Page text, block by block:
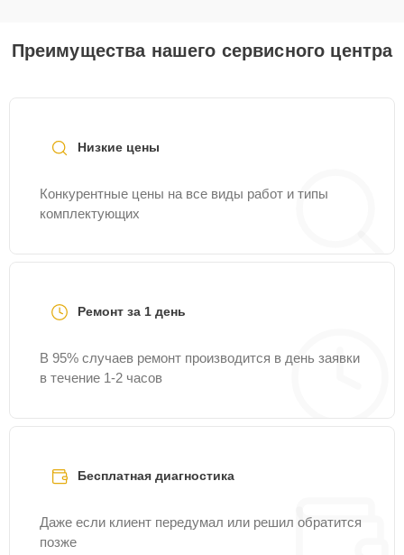
Преимущества нашего сервисного центра
Низкие цены
Конкурентные цены на все виды работ и типы
комплектующих
Ремонт за 1 день
В 95% случаев ремонт производится в день заявки
в течение 1-2 часов
Бесплатная диагностика
Даже если клиент передумал или решил обратится
позже